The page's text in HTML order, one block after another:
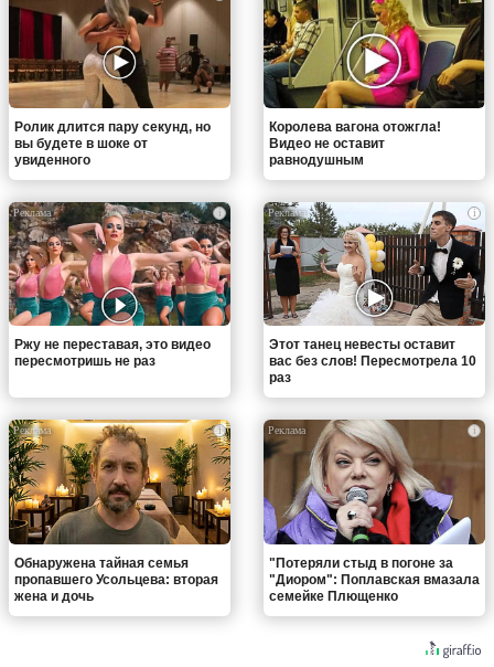
Ролик длится пару секунд, но
вы будете в шоке от
увиденного
Королева вагона отожгла!
Видео не оставит
равнодушным
i
Ржу не переставая, это видео
пересмотришь не раз
i
Этот танец невесты оставит
вас без слов! Пересмотрела 10
раз
i
Обнаружена тайная семья
пропавшего Усольцева: вторая
жена и дочь
i
"Потеряли стыд в погоне за
"Диором": Поплавская вмазала
семейке Плющенко